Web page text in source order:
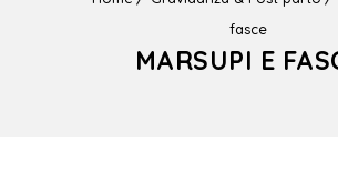
fasce
MARSUPI E